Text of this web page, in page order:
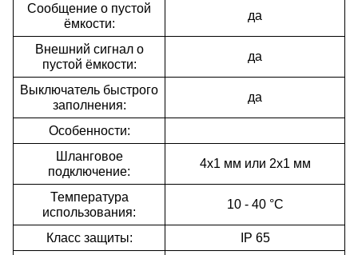
Сообщение о пустой
ёмкости:
да
Внешний сигнал о
пустой ёмкости:
да
Выключатель быстрого
заполнения:
да
Особенности:
Шланговое
подключение:
4х1 мм или 2х1 мм
Температура
использования:
10 - 40 °C
Класс защиты:
IP 65